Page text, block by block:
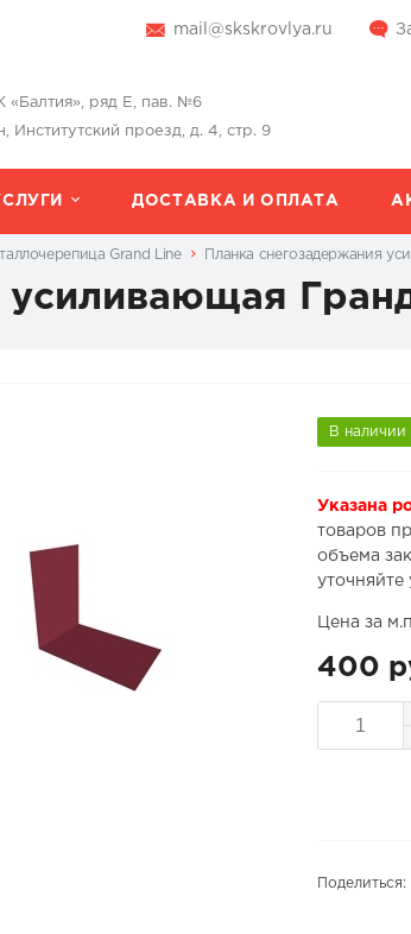
mail@skskrovlya.ru
ряд Е, пав. №6
Институтский проезд, д. 4, стр. 9
ДОСТАВКА И ОПЛАТА
Grand Line Планка снегозадержания
усиливающая
В наличии
Указана
товаров
объема
уточняйте
Цена за
400
Поделиться: